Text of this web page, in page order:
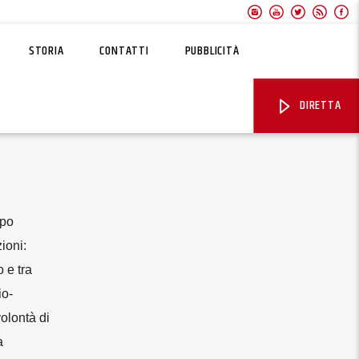
STORIA CONTATTI PUBBLICITÀ
DIRETTA
e tra
di